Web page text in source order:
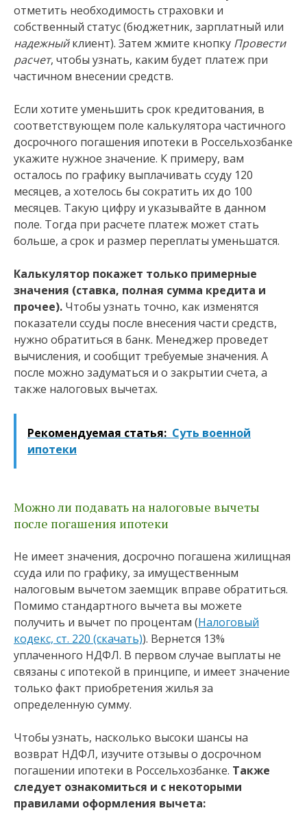
отметить необходимость страховки и
собственный статус (бюджетник, зарплатный или
надежныйклиент). Затем жмите кнопку Провести
расчет, чтобы узнать, каким будет платеж при
частичном внесении средств.
Если хотите уменьшить срок кредитования, в
соответствующем поле калькулятора частичного
досрочного погашения ипотеки в Россельхозбанке
укажите нужное значение. К примеру, вам
осталось по графику выплачивать ссуду 120
месяцев, а хотелось бы сократить их до 100
месяцев. Такую цифру и указывайте в данном
поле. Тогда при расчете платеж может стать
больше, а срок и размер переплаты уменьшатся.
Калькулятор покажет только примерные
значения (ставка, полная сумма кредита и
прочее). Чтобы узнать точно, как изменятся
показатели ссуды после внесения части средств,
нужно обратиться в банк. Менеджер проведет
вычисления, и сообщит требуемые значения. А
после можно задуматься и о закрытии счета, а
также налоговых вычетах.
Рекомендуемая статья: Суть военной
ипотеки
Можно ли подавать на налоговые вычеты
после погашения ипотеки
Не имеет значения, досрочно погашена жилищная
ссуда или по графику, за имущественным
налоговым вычетом заемщик вправе обратиться.
Помимо стандартного вычета вы можете
получить и вычет по процентам (Налоговый
кодекс, ст. 220 (скачать)). Вернется 13%
уплаченного НДФЛ. В первом случае выплаты не
связаны с ипотекой в принципе, и имеет значение
только факт приобретения жилья за
определенную сумму.
Чтобы узнать, насколько высоки шансы на
возврат НДФЛ, изучите отзывы о досрочном
погашении ипотеки в Россельхозбанке. Также
следует ознакомиться и с некоторыми
правилами оформления вычета: